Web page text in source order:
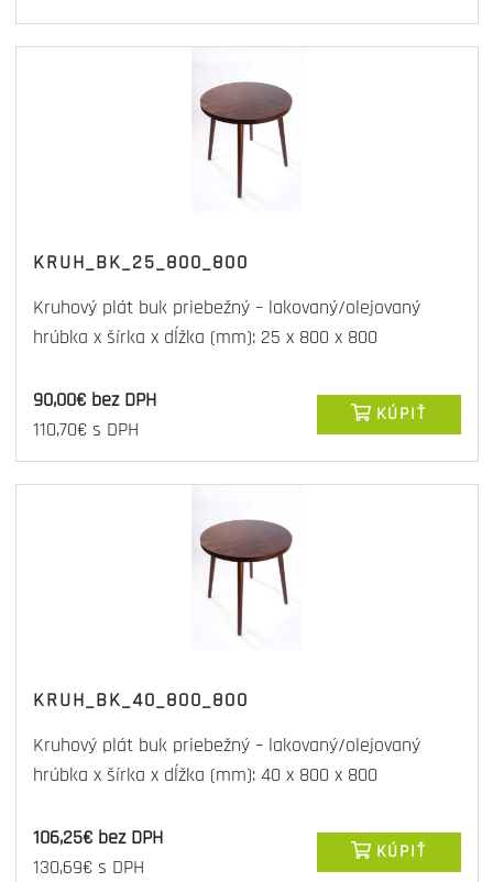
KRUH_BK_25_800_800
Kruhový plát buk priebežný – lakovaný/olejovaný
hrúbka x šírka x dĺžka (mm): 25 x 800 x 800
90,00€ bez DPH
110,70€ s DPH
KÚPIŤ
KRUH_BK_40_800_800
Kruhový plát buk priebežný – lakovaný/olejovaný
hrúbka x šírka x dĺžka (mm): 40 x 800 x 800
106,25€ bez DPH
130,69€ s DPH
KÚPIŤ